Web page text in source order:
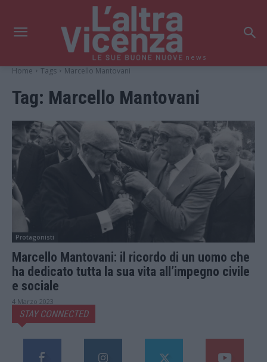
news
Home Tags Marcello Mantovani
Tag: Marcello Mantovani
Protagonisti
Marcello Mantovani: il ricordo di un uomo che
ha dedicato tutta la sua vita all’impegno civile
e sociale
4 Marzo 2023
STAY CONNECTED